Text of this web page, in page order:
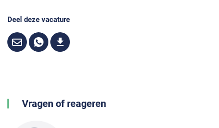
Deel deze vacature
Vragen of reageren